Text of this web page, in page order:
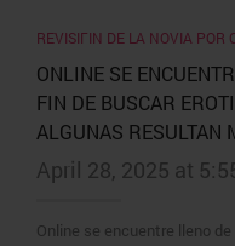
REVISIГІN DE LA NOVIA POR
ONLINE SE
FIN DE BUSCAR
ALGUNAS RESULTAN
April 28, 2025 at
Online se encuentre lleno